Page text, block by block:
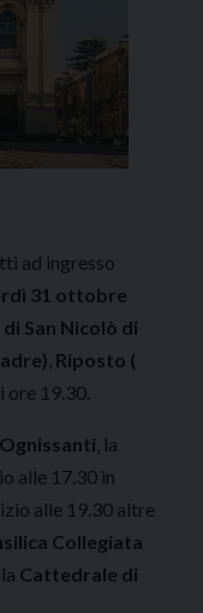
ad ingresso
31 ottobre
San Nicolò di
Riposto (
19.30.
, la
alle 17.30 in
alle 19.30 altre
Collegiata
Cattedrale di